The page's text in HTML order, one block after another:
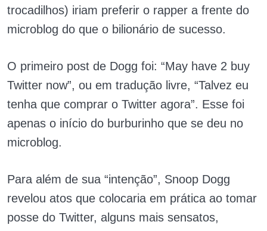
trocadilhos) iriam preferir o rapper a frente do
microblog do que o bilionário de sucesso.
O primeiro post de Dogg foi: “May have 2 buy
Twitter now”, ou em tradução livre, “Talvez eu
tenha que comprar o Twitter agora”. Esse foi
apenas o início do burburinho que se deu no
microblog.
Para além de sua “intenção”, Snoop Dogg
revelou atos que colocaria em prática ao tomar
posse do Twitter, alguns mais sensatos,